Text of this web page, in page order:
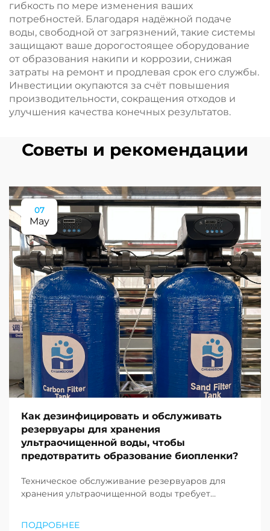
гибкость по мере изменения ваших
потребностей. Благодаря надёжной подаче
воды, свободной от загрязнений, такие системы
защищают ваше дорогостоящее оборудование
от образования накипи и коррозии, снижая
затраты на ремонт и продлевая срок его службы.
Инвестиции окупаются за счёт повышения
производительности, сокращения отходов и
улучшения качества конечных результатов.
Советы и рекомендации
07
May
Как дезинфицировать и обслуживать
резервуары для хранения
ультраочищенной воды, чтобы
предотвратить образование биопленки?
Техническое обслуживание резервуаров для
хранения ультраочищенной воды требует
ПОДРОБНЕЕ